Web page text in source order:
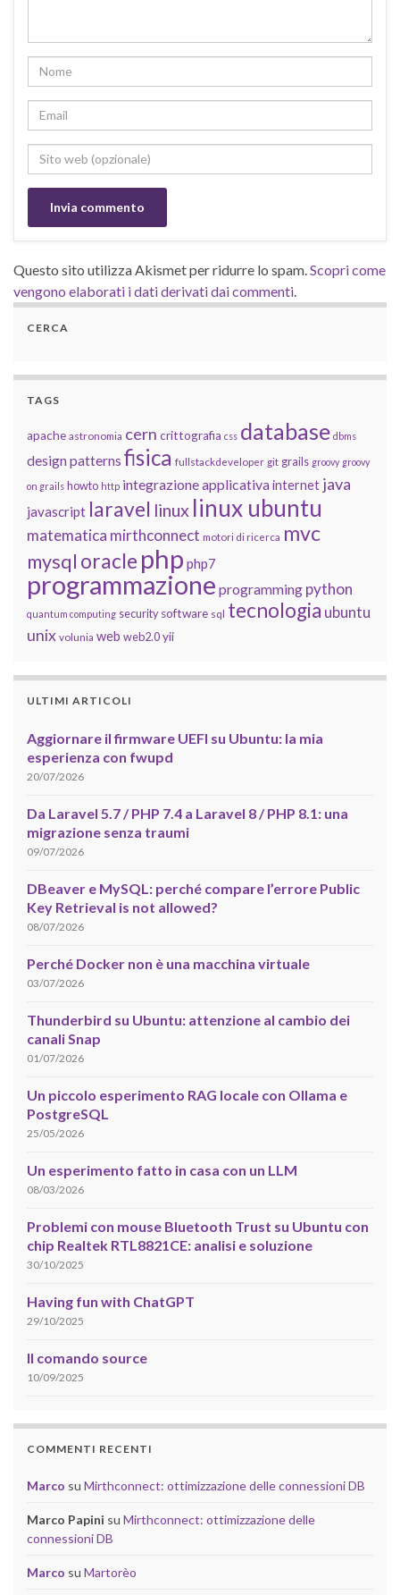
Questo sito utilizza Akismet per ridurre lo spam. Scopri come
vengono elaborati i dati derivati dai commenti
CERCA
TAGS
apache astronomia cern crittografia css database dbms
design patterns fisica fullstackdeveloper git grails groovy groovy
on grails howto http integrazione applicativainternet java
javascript laravel linux linux ubuntu
matematica mirthconnect motori di ricerca mvc
mysql oracle php php7
programmazione programming python
quantum computing security software sql tecnologia ubuntu
unix volunia web web2.0 yii
ULTIMI ARTICOLI
Aggiornare il firmware UEFI su Ubuntu: la mia
esperienza con fwupd
20/07/2026
Da Laravel 5.7 / PHP 7.4 a Laravel 8 / PHP 8.1: una
migrazione senza traumi
09/07/2026
DBeaver e MySQL: perché compare l’errore Public
Key Retrieval is not allowed?
08/07/2026
Perché Docker non è una macchina virtuale
03/07/2026
Thunderbird su Ubuntu: attenzione al cambio dei
canali Snap
01/07/2026
Un piccolo esperimento RAG locale con Ollama e
PostgreSQL
25/05/2026
Un esperimento fatto in casa con un LLM
08/03/2026
Problemi con mouse Bluetooth Trust su Ubuntu con
chip Realtek RTL8821CE: analisi e soluzione
30/10/2025
Having fun with ChatGPT
29/10/2025
Il comando source
10/09/2025
COMMENTI RECENTI
Marco su Mirthconnect: ottimizzazione delle connessioni DB
Marco Papini su Mirthconnect: ottimizzazione delle
connessioni DB
Marco su Martorèo